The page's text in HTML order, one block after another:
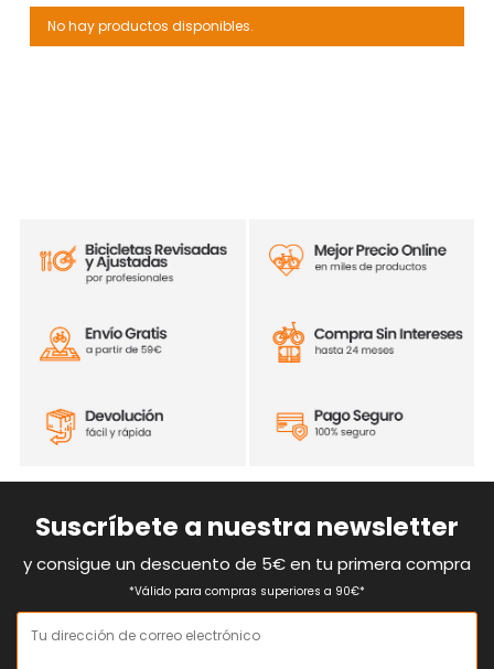
No hay productos disponibles.
Suscríbete a nuestra newsletter
y consigue un descuento de 5€ en tu primera compra
*Válido para compras superiores a 90€*